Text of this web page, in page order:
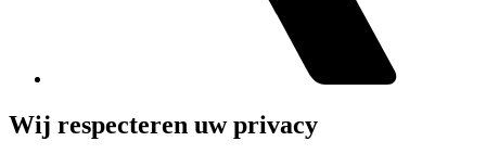
Wij respecteren uw privacy